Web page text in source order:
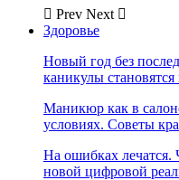
Prev Next
Здоровье
Новый год без
каникулы
Маникюр как в
условиях. Советы
На ошибках лечатся.
новой цифровой